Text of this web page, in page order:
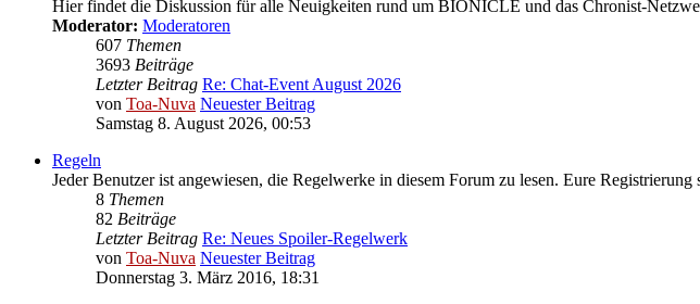
Hier findet die Diskussion für alle Neuigkeiten rund um BIONICLE und das Chronist-
Moderator: Moderatoren
607 Themen
3693 Beiträge
Letzter Beitrag Re: Chat-Event August 2026
von Toa-Nuva Neuester Beitrag
Samstag 8. August 2026, 00:53
Regeln
Jeder Benutzer ist angewiesen, die Regelwerke in diesem Forum zu lesen. Eure Registrierung
8 Themen
82 Beiträge
Letzter Beitrag Re: Neues Spoiler-Regelwerk
von Toa-Nuva Neuester Beitrag
Donnerstag 3. März 2016, 18:31